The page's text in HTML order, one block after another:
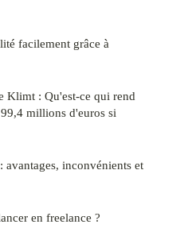
facilement grâce à
Klimt : Qu'est-ce qui rend
millions d'euros si
avantages, inconvénients et
en freelance ?